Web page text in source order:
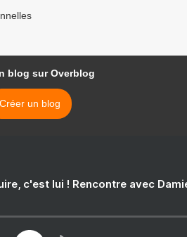
blog sur Overblog
Créer un blog
c'est lui ! Rencontre avec